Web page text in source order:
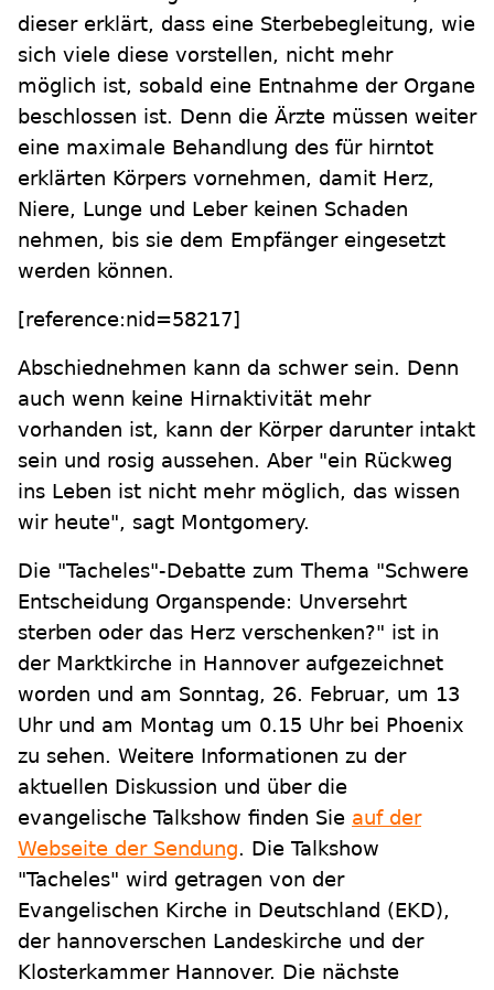
dieser erklärt, dass eine Sterbebegleitung, wie
sich viele diese vorstellen, nicht mehr
möglich ist, sobald eine Entnahme der Organe
beschlossen ist. Denn die Ärzte müssen weiter
eine maximale Behandlung des für hirntot
erklärten Körpers vornehmen, damit Herz,
Niere, Lunge und Leber keinen Schaden
nehmen, bis sie dem Empfänger eingesetzt
werden können.
[reference:nid=58217]
Abschiednehmen kann da schwer sein. Denn
auch wenn keine Hirnaktivität mehr
vorhanden ist, kann der Körper darunter intakt
sein und rosig aussehen. Aber "ein Rückweg
ins Leben ist nicht mehr möglich, das wissen
wir heute", sagt Montgomery.
Die "Tacheles"-Debatte zum Thema "Schwere
Entscheidung Organspende: Unversehrt
sterben oder das Herz verschenken?" ist in
der Marktkirche in Hannover aufgezeichnet
worden und am Sonntag, 26. Februar, um 13
Uhr und am Montag um 0.15 Uhr bei Phoenix
zu sehen. Weitere Informationen zu der
aktuellen Diskussion und über die
evangelische Talkshow finden Sie auf der
Webseite der Sendung. Die Talkshow
"Tacheles" wird getragen von der
Evangelischen Kirche in Deutschland (EKD),
der hannoverschen Landeskirche und der
Klosterkammer Hannover. Die nächste